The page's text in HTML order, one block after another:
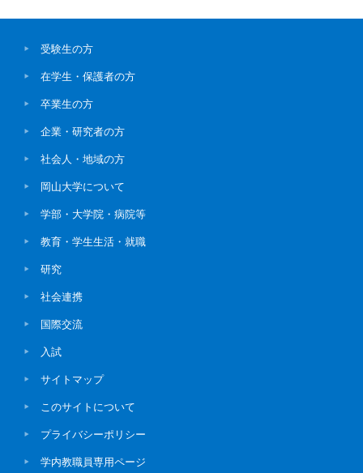
受験生の方
在学生・保護者の方
卒業生の方
企業・研究者の方
社会人・地域の方
岡山大学について
学部・大学院・病院等
教育・学生生活・就職
研究
社会連携
国際交流
入試
サイトマップ
このサイトについて
プライバシーポリシー
学内教職員専用ページ